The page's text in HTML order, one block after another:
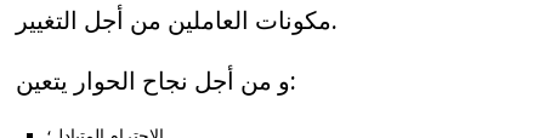
مكونات العاملين من أجل التغيير.
و من أجل نجاح الحوار يتعين: